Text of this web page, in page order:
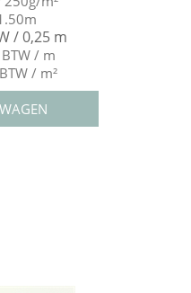
/ 0,25 m
/ m
/ m²